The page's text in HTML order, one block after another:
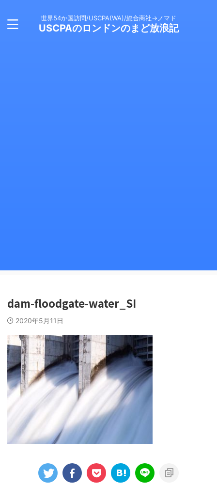
世界54か国訪問/USCPA(WA)/総合商社→ノマド
USCPAのロンドンのまど放浪記
dam-floodgate-water_SI
2020年5月11日